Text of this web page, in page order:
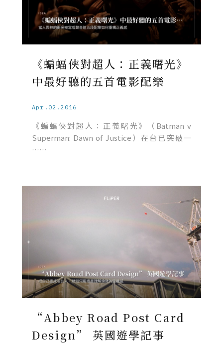
《蝙蝠俠對超人：正義曙光》
中最好聽的五首電影配樂
Apr.02.2016
《蝙蝠俠對超人：正義曙光》（Batman v
Superman: Dawn of Justice）在台已突破一
……
“Abbey Road Post Card
Design” 英國遊學記事